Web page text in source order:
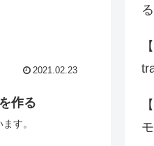
2021.02.23
作る
す。